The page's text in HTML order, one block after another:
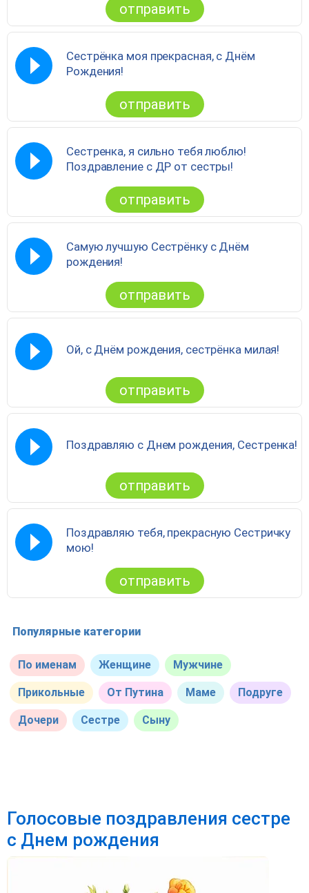
отправить
Сестрёнка моя прекрасная, с Днём
Рождения!
отправить
Сестренка, я сильно тебя люблю!
Поздравление с ДР от сестры!
отправить
Самую лучшую Сестрёнку с Днём
рождения!
отправить
Ой, с Днём рождения, сестрёнка милая!
отправить
Поздравляю с Днем рождения, Сестренка!
отправить
Поздравляю тебя, прекрасную Сестричку
мою!
отправить
Популярные категории
По именам Женщине Мужчине
Прикольные От Путина Маме Подруге
Дочери Сестре Сыну
Голосовые поздравления сестре
с Днем рождения